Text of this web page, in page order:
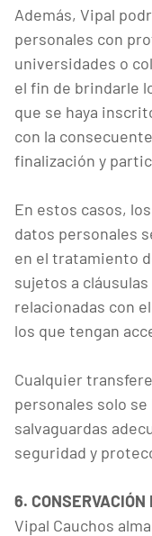
Además, Vipal
personales con
universidades o
el fin de brindarle
que se haya
con la
finalización y
En estos casos,
datos personales
en el tratamiento
sujetos a
relacionadas con
los que tengan
Cualquier
personales solo se
salvaguardas
seguridad y
6. CONSERVACIÓN
Vipal Cauchos